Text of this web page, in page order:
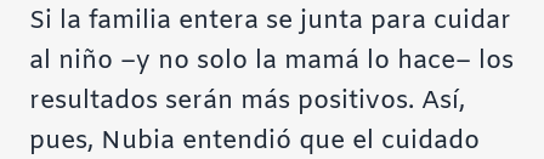
Si la familia entera se junta para cuidar
al niño –y no solo la mamá lo hace– los
resultados serán más positivos. Así,
pues, Nubia entendió que el cuidado